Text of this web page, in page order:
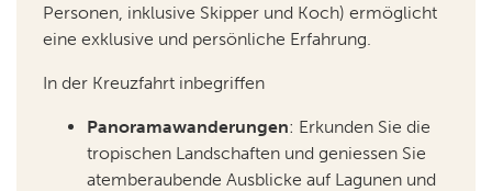
Personen, inklusive Skipper und Koch) ermöglicht
eine exklusive und persönliche Erfahrung.
In der Kreuzfahrt inbegriffen
Panoramawanderungen: Erkunden Sie die
tropischen Landschaften und geniessen Sie
atemberaubende Ausblicke auf Lagunen und